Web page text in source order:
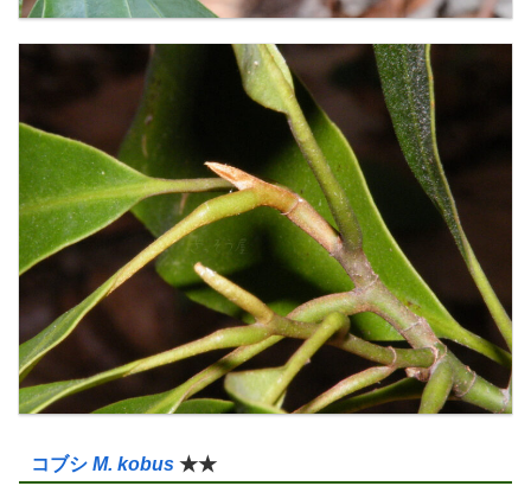
コブシ M. kobus ★★